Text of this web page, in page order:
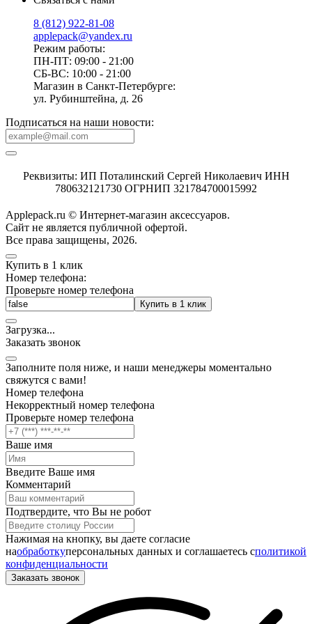
8 (812) 922-81-08
applepack@yandex.ru
Режим работы:
ПН-ПТ: 09:00 - 21:00
СБ-ВС: 10:00 - 21:00
Магазин в Санкт-Петербурге:
ул. Рубинштейна, д. 26
Подписаться на наши новости:
Реквизиты: ИП Поталинский Сергей Николаевич ИНН
780632121730 ОГРНИП 321784700015992
Applepack.ru © Интернет-магазин аксессуаров.
Cайт не является публичной офертой.
Все права защищены, 2026.
Купить в 1 клик
Номер телефона:
Проверьте номер телефона
Купить в 1 клик
Загрузка...
Заказать звонок
Заполните поля ниже, и наши менеджеры моментально
свяжутся с вами!
Номер телефона
Некорректный номер телефона
Проверьте номер телефона
Ваше имя
Введите Ваше имя
Комментарий
Подтвердите, что Вы не робот
Нажимая на кнопку, вы даете согласие
наобработкуперсональных данных и соглашаетесь cполитикой
конфиденциальности
Заказать звонок